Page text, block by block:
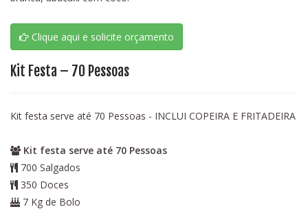
Clique aqui e solicite orçamento
Kit Festa – 70 Pessoas
Kit festa serve até 70 Pessoas - INCLUI COPEIRA E FRITADEIRA
Kit festa serve até 70 Pessoas
700 Salgados
350 Doces
7 Kg de Bolo